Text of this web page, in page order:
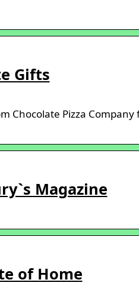
Gifts
Chocolate Pizza Company
Magazine
of Home